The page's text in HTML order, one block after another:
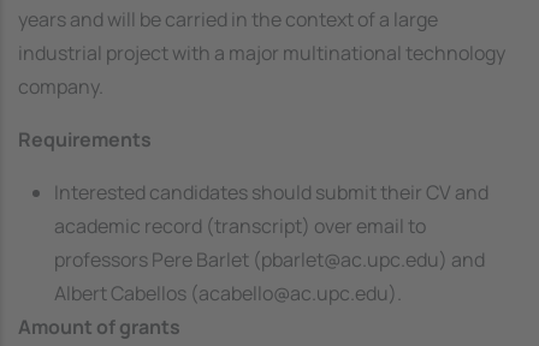
years and will be carried in the context of a large
industrial project with a major multinational technology
company.
Requirements
Interested candidates should submit their CV and
academic record (transcript) over email to
professors Pere Barlet (pbarlet@ac.upc.edu) and
Albert Cabellos (acabello@ac.upc.edu).
Amount of grants